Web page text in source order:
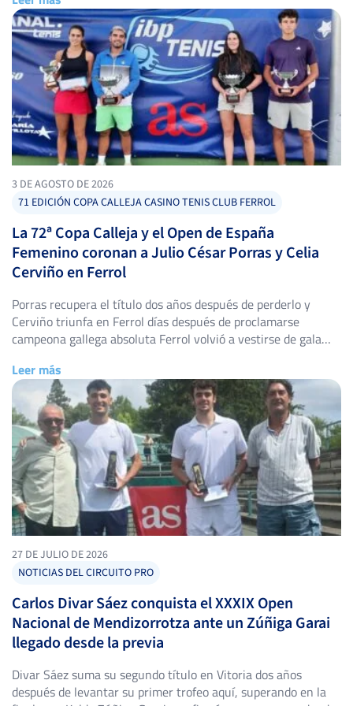
Escribano El Torneo Alces […]
3 DE AGOSTO DE 2026
71 EDICIÓN COPA CALLEJA CASINO TENIS CLUB FERROL
La 72ª Copa Calleja y el Open de España
Femenino coronan a Julio César Porras y Celia
Cerviño en Ferrol
Porras recupera el título dos años después de perderlo y
Cerviño triunfa en Ferrol días después de proclamarse
campeona gallega absoluta Ferrol volvió a vestirse de gala
Casino Ferrolano Tenis Club acogieron, una semana más, dos
de las citas con más […]
Leer más
27 DE JULIO DE 2026
NOTICIAS DEL CIRCUITO PRO
Carlos Divar Sáez conquista el XXXIX Open
Nacional de Mendizorrotza ante un Zúñiga Garai
llegado desde la previa
Divar Sáez suma su segundo título en Vitoria dos años
después de levantar su primer trofeo aquí, superando en la